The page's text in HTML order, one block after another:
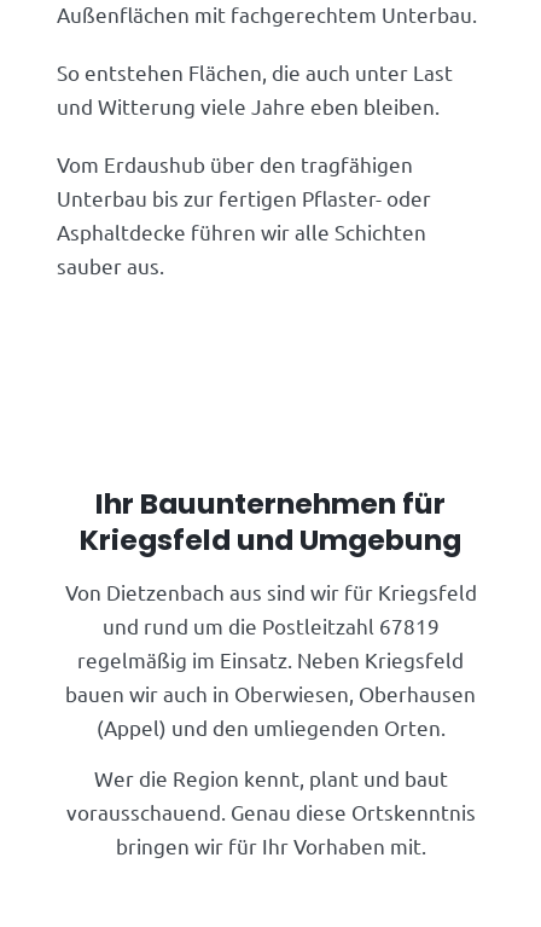
Außenflächen mit fachgerechtem Unterbau.
So entstehen Flächen, die auch unter Last
und Witterung viele Jahre eben bleiben.
Vom Erdaushub über den tragfähigen
Unterbau bis zur fertigen Pflaster- oder
Asphaltdecke führen wir alle Schichten
sauber aus.
Ihr Bauunternehmen für
Kriegsfeld und Umgebung
Von Dietzenbach aus sind wir für Kriegsfeld
und rund um die Postleitzahl 67819
regelmäßig im Einsatz. Neben Kriegsfeld
bauen wir auch in Oberwiesen, Oberhausen
(Appel) und den umliegenden Orten.
Wer die Region kennt, plant und baut
vorausschauend. Genau diese Ortskenntnis
bringen wir für Ihr Vorhaben mit.